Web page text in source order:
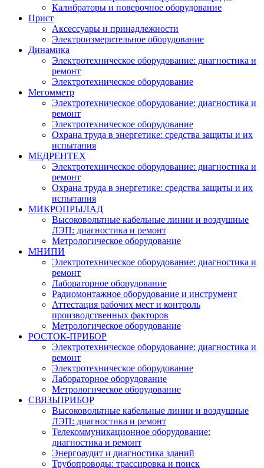
Калибраторы и поверочное оборудование
Прист
Аксессуары и принадлежности
Электроизмерительное оборудование
Динамика
Электротехническое оборудование: диагностика и
ремонт
Электротехническое оборудование
Мегомметр
Электротехническое оборудование: диагностика и
ремонт
Электротехническое оборудование
Охрана труда в энергетике: средства защиты и их
испытания
МЕДРЕНТЕХ
Электротехническое оборудование: диагностика и
ремонт
Охрана труда в энергетике: средства защиты и их
испытания
МИКРОПРЫЛАД
Высоковольтные кабельные линии и воздушные
ЛЭП: диагностика и ремонт
Метрологическое оборудование
МНИПИ
Электротехническое оборудование: диагностика и
ремонт
Лабораторное оборудование
Радиомонтажное оборудование и инструмент
Аттестация рабочих мест и контроль
производственных факторов
Метрологическое оборудование
РОСТОК-ПРИБОР
Электротехническое оборудование: диагностика и
ремонт
Электротехническое оборудование
Лабораторное оборудование
Метрологическое оборудование
СВЯЗЬПРИБОР
Высоковольтные кабельные линии и воздушные
ЛЭП: диагностика и ремонт
Телекоммуникационное оборудование:
диагностика и ремонт
Энергоаудит и диагностика зданий
Трубопроводы: трассировка и поиск